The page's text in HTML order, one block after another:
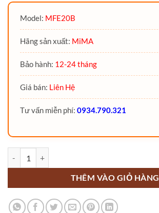
Model: MFE20B
Hãng sản xuất: MiMA
Bảo hành: 12-24 tháng
Giá bán: Liên Hệ
Tư vấn miễn phí: 0934.790.321
THÊM VÀO GIỎ HÀNG